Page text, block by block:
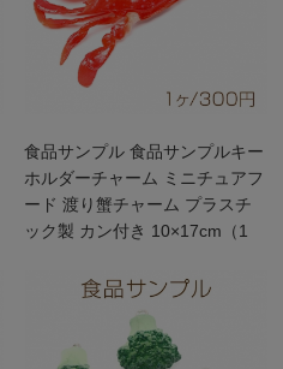
食品サンプル 食品サンプルキー
ホルダーチャーム ミニチュアフ
ード 渡り蟹チャーム プラスチ
ック製 カン付き 10×17cm（1